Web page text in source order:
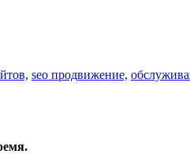
seo продвижение,